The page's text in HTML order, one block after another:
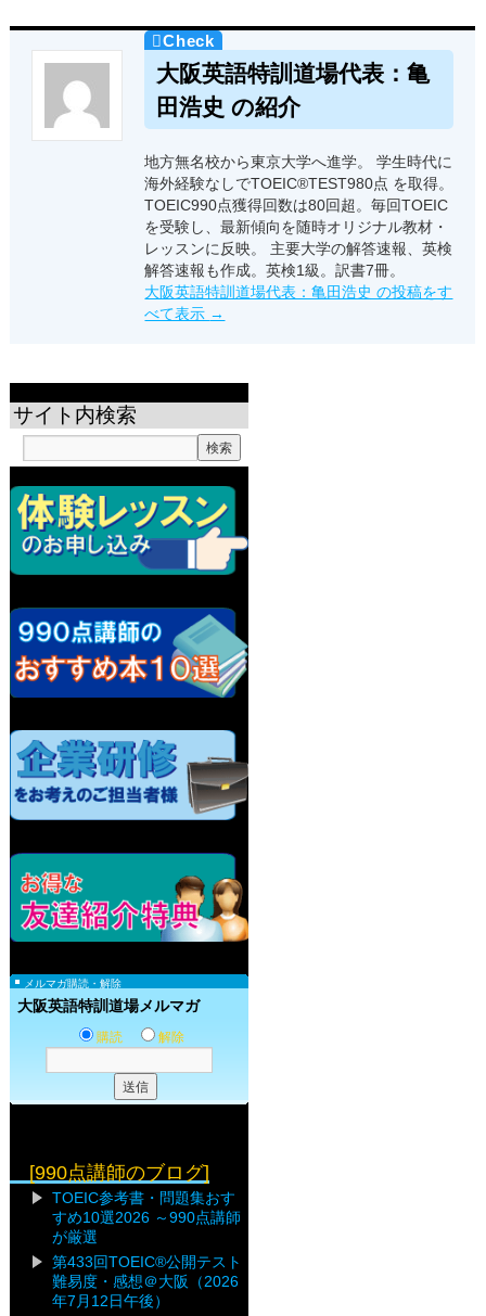
大阪英語特訓道場代表：亀
田浩史 の紹介
地方無名校から東京大学へ進学。 学生時代に
海外経験なしでTOEIC®TEST980点 を取得。
TOEIC990点獲得回数は80回超。毎回TOEIC
を受験し、最新傾向を随時オリジナル教材・
レッスンに反映。 主要大学の解答速報、英検
解答速報も作成。英検1級。訳書7冊。
大阪英語特訓道場代表：亀田浩史 の投稿をす
べて表示 →
サイト内検索
メルマガ購読・解除
大阪英語特訓道場メルマガ
購読 解除
[990点講師のブログ]
TOEIC参考書・問題集おす
すめ10選2026 ～990点講師
が厳選
第433回TOEIC®公開テスト
難易度・感想＠大阪（2026
年7月12日午後）